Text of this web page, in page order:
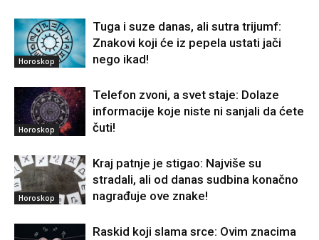
Horoskop
Tuga i suze danas, ali sutra trijumf:
Znakovi koji će iz pepela ustati jači
nego ikad!
Horoskop
Telefon zvoni, a svet staje: Dolaze
informacije koje niste ni sanjali da ćete
čuti!
Horoskop
Kraj patnje je stigao: Najviše su
stradali, ali od danas sudbina konačno
nagrađuje ove znake!
Raskid koji slama srce: Ovim znacima